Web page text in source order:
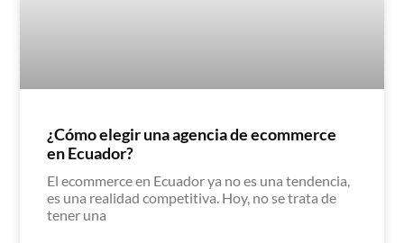
¿Cómo elegir una agencia de ecommerce
en Ecuador?
El ecommerce en Ecuador ya no es una tendencia,
es una realidad competitiva. Hoy, no se trata de
tener una